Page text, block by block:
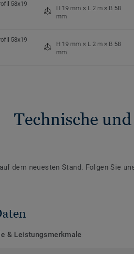
58x19
H 19 mm × L 2 m × B 58
mm
58x19
H 19 mm × L 2 m × B 58
mm
Technische
dem neuesten Stand. Folgen Sie
& Leistungsmerkmale